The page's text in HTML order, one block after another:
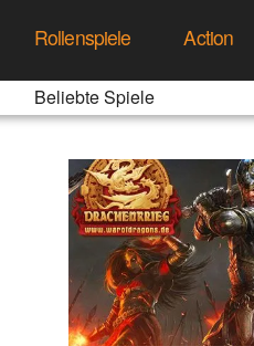
Rollenspiele Action
Beliebte Spiele